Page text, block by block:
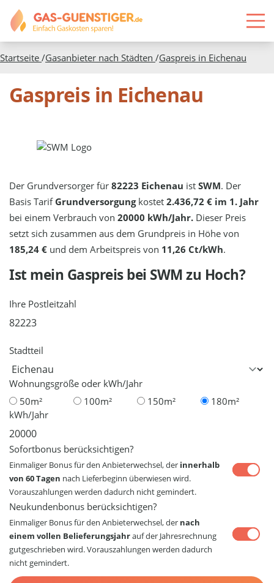
Startseite /Gasanbieter nach Städten /Gaspreis in Eichenau
Gaspreis in Eichenau
Der Grundversorger für82223 Eichenau istSWM. Der
Basis Tarif Grundversorgungkostet2.436,72 € im 1. Jahr
bei einem Verbrauch von20000 kWh/Jahr. Dieser Preis
setzt sich zusammen aus dem Grundpreis in Höhe von
185,24 € und dem Arbeitspreis von 11,26 Ct/kWh.
Ist mein Gaspreis bei SWMzu Hoch?
Ihre Postleitzahl
Stadtteil
Wohnungsgröße oder kWh/Jahr
50m²
100m² 150m²
180m²
kWh/Jahr
Sofortbonus berücksichtigen?
Einmaliger Bonus für den Anbieterwechsel, der innerhalb
von 60 Tagen nach Lieferbeginn überwiesen wird.
Vorauszahlungen werden dadurch nicht gemindert.
Neukundenbonus berücksichtigen?
Einmaliger Bonus für den Anbieterwechsel, der nach
einem vollen Belieferungsjahrauf der Jahresrechnung
gutgeschrieben wird. Vorauszahlungen werden dadurch
nicht gemindert.